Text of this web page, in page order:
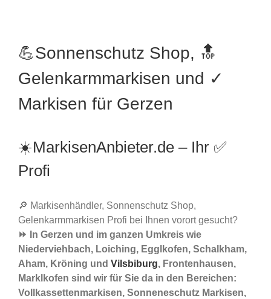
💪Sonnenschutz Shop, 🔝
Gelenkarmmarkisen und ✓
Markisen für Gerzen
☀️MarkisenAnbieter.de – Ihr ✅
Profi
🔎 Markisenhändler, Sonnenschutz Shop,
Gelenkarmmarkisen Profi bei Ihnen vorort gesucht?
⏩ In Gerzen und im ganzen Umkreis wie
Niederviehbach, Loiching, Egglkofen, Schalkham,
Aham, Kröning und Vilsbiburg, Frontenhausen,
Marklkofen sind wir für Sie da in den Bereichen:
Vollkassettenmarkisen, Sonneneschutz Markisen,